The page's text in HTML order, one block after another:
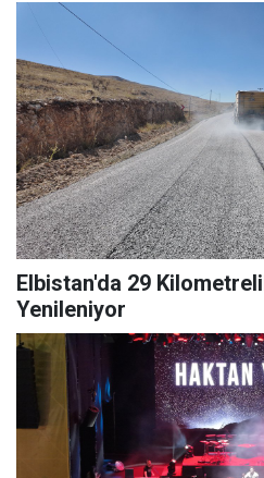
Elbistan'da 29
Yenileniyor